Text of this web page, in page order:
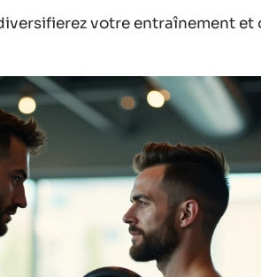
votre entraînement et